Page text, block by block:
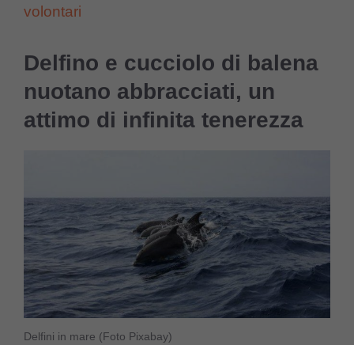
volontari
Delfino e cucciolo di balena
nuotano abbracciati, un
attimo di infinita tenerezza
Delfini in mare (Foto Pixabay)